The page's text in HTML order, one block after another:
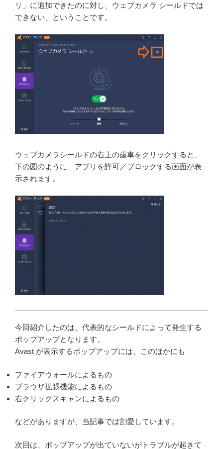
リ」に追加できたのに対し、ウェブカメラ シールドでは
できない、ということです。
ウェブカメラシールドの右上の歯車をクリックすると、
下の図のように、アプリを許可／ブロックする画面が表
示されます。
今回紹介したのは、代表的なシールドによって発生する
ポップアップとなります。
Avast が表示するポップアップには、このほかにも
ファイアウォールによるもの
ブラウザ拡張機能によるもの
右クリックスキャンによるもの
などがありますが、当記事では割愛しています。
次回は、ポップアップが出ていないがトラブルが起きて